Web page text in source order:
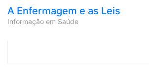
A Enfermagem e as Leis
Informação em Saúde